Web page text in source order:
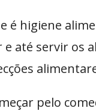
é higiene
e até servir os
pelo